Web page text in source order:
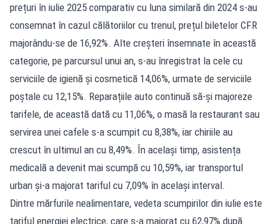
prețuri în iulie 2025 comparativ cu luna similară din 2024 s-au
consemnat în cazul călătoriilor cu trenul, prețul biletelor CFR
majorându-se de 16,92%. Alte creșteri însemnate în această
categorie, pe parcursul unui an, s-au înregistrat la cele cu
serviciile de igienă și cosmetică 14,06%, urmate de serviciile
poștale cu 12,15%. Reparațiile auto continuă să-și majoreze
tarifele, de această dată cu 11,06%, o masă la restaurant sau
servirea unei cafele s-a scumpit cu 8,38%, iar chiriile au
crescut în ultimul an cu 8,49%. În același timp, asistența
medicală a devenit mai scumpă cu 10,59%, iar transportul
urban și-a majorat tariful cu 7,09% în același interval.
Dintre mărfurile nealimentare, vedeta scumpirilor din iulie este
tariful energiei electrice, care s-a majorat cu 62,97% după